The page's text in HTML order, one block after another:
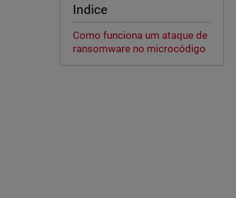
Indice
Como funciona um ataque de
ransomware no microcódigo